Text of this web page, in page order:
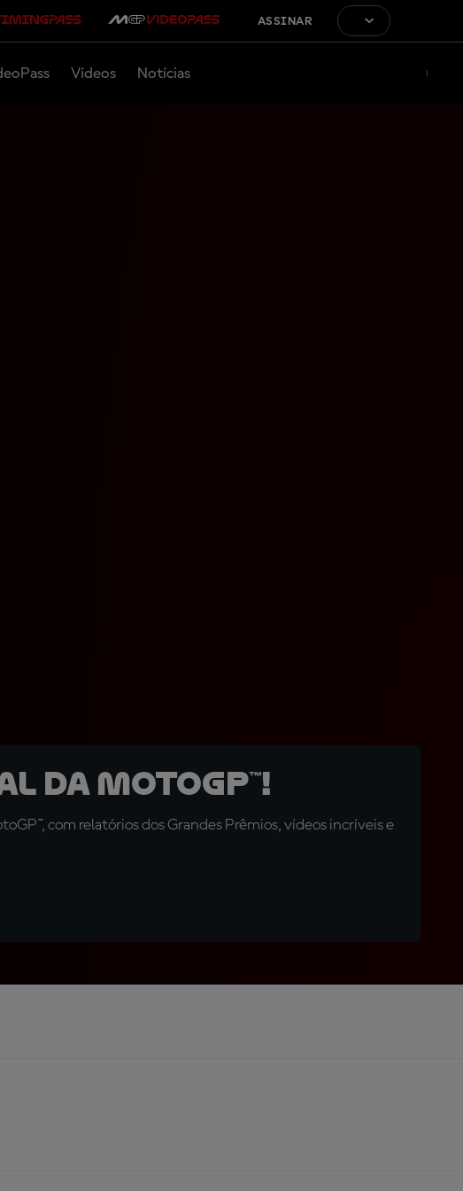
ASSINAR
Vídeos Notícias
MotoGP™!
com relatórios dos Grandes Prêmios, vídeos incríveis e